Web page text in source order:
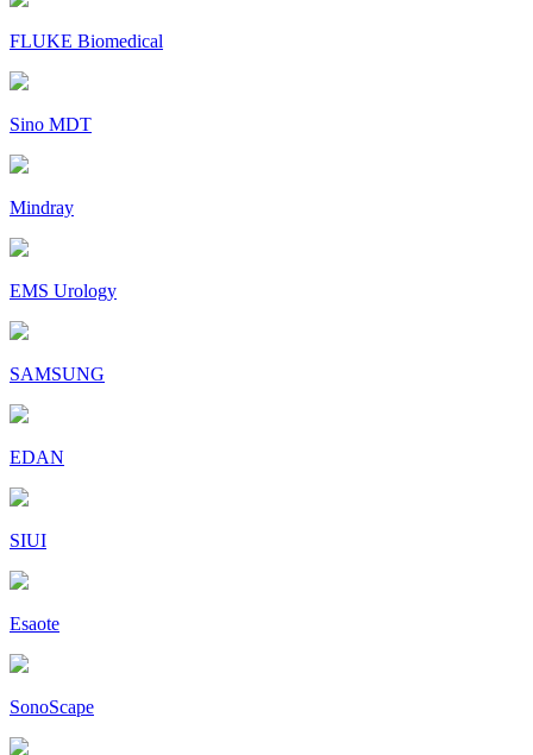
FLUKE Biomedical
Sino MDT
Mindray
EMS Urology
SAMSUNG
EDAN
SIUI
Esaote
SonoScape